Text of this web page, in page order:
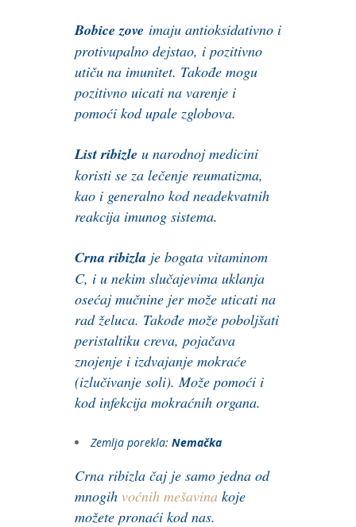
Bobice zove imaju antioksidativno i
protivupalno dejstao, i pozitivno
utiču na imunitet. Takođe mogu
pozitivno uicati na varenje i
pomoći kod upale zglobova.
List ribizle u narodnoj medicini
koristi se za lečenje reumatizma,
kao i generalno kod neadekvatnih
reakcija imunog sistema.
Crna ribizla je bogata vitaminom
C, i u nekim slučajevima uklanja
osećaj mučnine jer može uticati na
rad želuca. Takođe može poboljšati
peristaltiku creva, pojačava
znojenje i izdvajanje mokraće
(izlučivanje soli). Može pomoći i
kod infekcija mokraćnih organa.
Zemlja porekla: Nemačka
Crna ribizla čaj je samo jedna od
mnogih voćnih mešavina koje
možete pronaći kod nas.